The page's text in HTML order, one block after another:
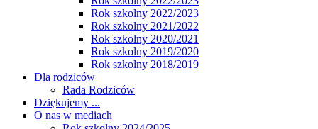
Rok szkolny 2022/2023
Rok szkolny 2021/2022
Rok szkolny 2020/2021
Rok szkolny 2019/2020
Rok szkolny 2018/2019
Dla rodziców
Rada Rodziców
Dziękujemy ...
O nas w mediach